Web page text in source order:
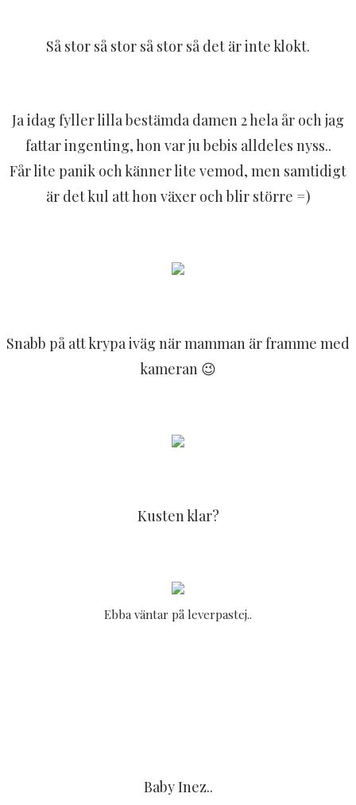
Så stor så stor så stor så det är inte klokt.
Ja idag fyller lilla bestämda damen 2 hela år och jag
fattar ingenting, hon var ju bebis alldeles nyss..
Får lite panik och känner lite vemod, men samtidigt
är det kul att hon växer och blir större =)
Snabb på att krypa iväg när mamman är framme med
kameran 😉
Kusten klar?
Ebba väntar på leverpastej..
Baby Inez..